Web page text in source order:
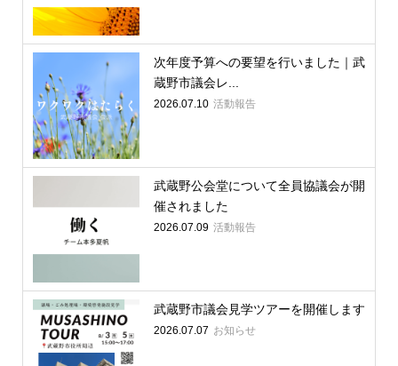
次年度予算への要望を行いました｜武
蔵野市議会レ...
2026.07.10 活動報告
武蔵野公会堂について全員協議会が開
催されました
2026.07.09 活動報告
武蔵野市議会見学ツアーを開催します
2026.07.07 お知らせ